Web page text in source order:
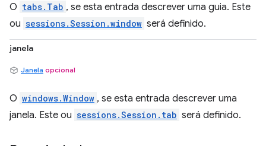
O tabs.Tab , se esta entrada descrever uma guia. Este
ou sessions.Session.window será definido.
janela
Janela opcional
O windows.Window , se esta entrada descrever uma
janela. Este ou sessions.Session.tab será definido.